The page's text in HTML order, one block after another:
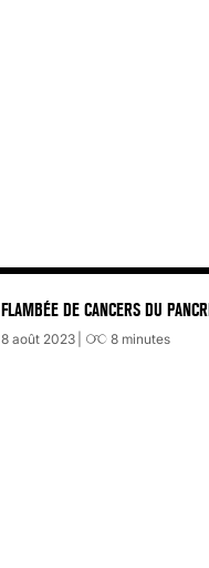
FLAMBÉE DE CANCERS DU
8 août 2023 8 minutes